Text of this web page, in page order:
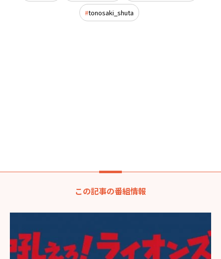
tonosaki_shuta
この記事の番組情報